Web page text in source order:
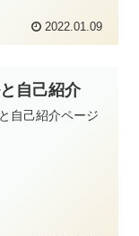
2022.01.09
自己紹介
自己紹介ページ